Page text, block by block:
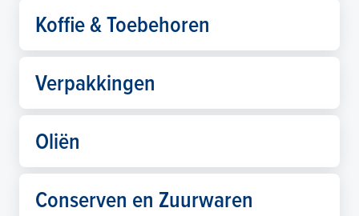
Koffie & Toebehoren
Verpakkingen
Oliën
Conserven en Zuurwaren